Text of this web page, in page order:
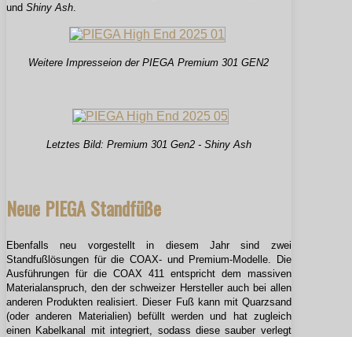
und Shiny Ash
Weitere Impresseion der PIEGA Premium 301 GEN2
Letztes Bild: Premium 301 Gen2 - Shiny Ash
Neue PIEGA Standfüße
Ebenfalls neu vorgestellt in diesem Jahr sind zwei
Standfußlösungen für die COAX- und Premium-Modelle. Die
Ausführungen für die COAX 411 entspricht dem massiven
Materialanspruch, den der schweizer Hersteller auch bei allen
anderen Produkten realisiert. Dieser Fuß kann mit Quarzsand
(oder anderen Materialien) befüllt werden und hat zugleich
einen Kabelkanal mit integriert, sodass diese sauber verlegt